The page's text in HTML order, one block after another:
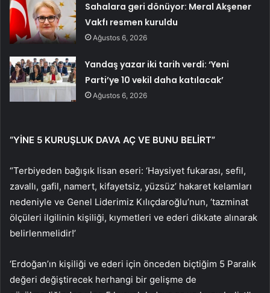
Sahalara geri dönüyor: Meral Akşener
Vakfı resmen kuruldu
Ağustos 6, 2026
Yandaş yazar iki tarih verdi: ‘Yeni
Parti’ye 10 vekil daha katılacak’
Ağustos 6, 2026
“YİNE 5 KURUŞLUK DAVA AÇ VE BUNU BELİRT”
“Terbiyeden bağışık lisan eseri: ‘Haysiyet fukarası, sefil,
zavallı, gafil, namert, kifayetsiz, yüzsüz’ hakaret kelamları
nedeniyle ve Genel Liderimiz Kılıçdaroğlu’nun, ‘tazminat
ölçüleri ilgilinin kişiliği, kıymetleri ve ederi dikkate alınarak
belirlenmelidir!’
‘Erdoğan’ın kişiliği ve ederi için önceden biçtiğim 5 Paralık
değeri değiştirecek herhangi bir gelişme de